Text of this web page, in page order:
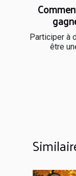
Participer à
être